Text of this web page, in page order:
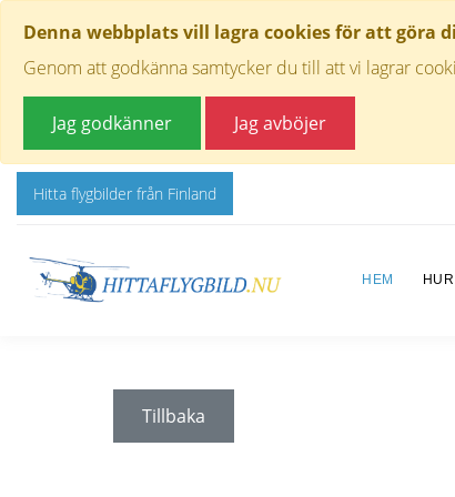
Denna webbplats vill lagra cookies för att göra
Genom att godkänna samtycker du till att vi lagrar
Jag godkänner Jag avböjer
Hitta flygbilder från Finland
HEM
Tillbaka